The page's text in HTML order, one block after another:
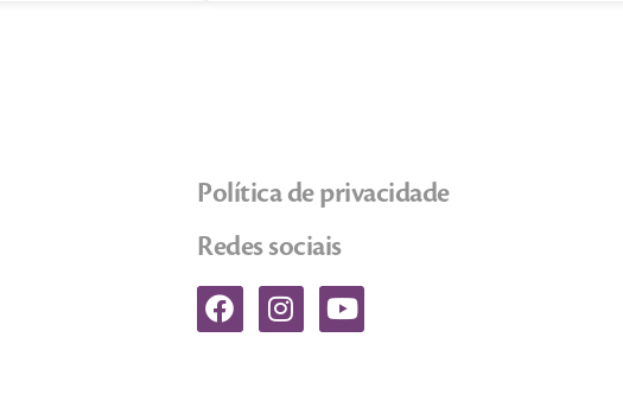
Política de privacidade
Redes sociais